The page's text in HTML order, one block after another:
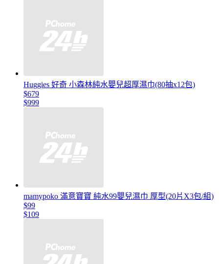
Huggies 好奇 小森林純水嬰兒超厚濕巾(80抽x12包)
$679
$999
mamypoko 滿意寶寶 純水99嬰兒濕巾 厚型(20片X3包/組)
$99
$109